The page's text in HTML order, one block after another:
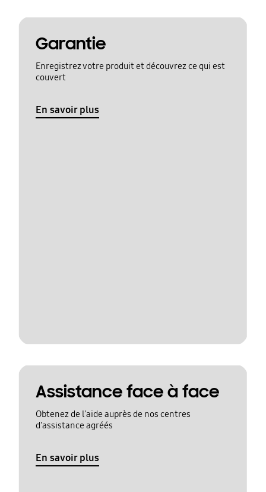
Garantie
Enregistrez votre produit et découvrez ce qui est
couvert
En savoir plus
Assistance face à face
Obtenez de l'aide auprès de nos centres
d'assistance agréés
En savoir plus